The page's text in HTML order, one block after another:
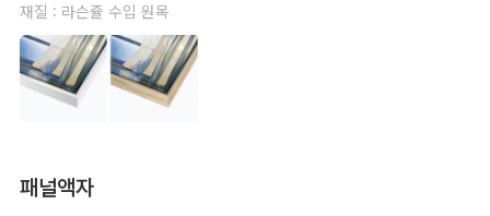
재질 : 라슨쥴 수입 원목
패널액자